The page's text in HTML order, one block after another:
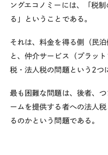
ングエコノミーには、「税
る」ということである。
それは、料金を得る側（民
と、仲介サービス（プラッ
税・法人税の問題という2つ
最も困難な問題は、後者、
ームを提供する者への法人
るのかという問題である。